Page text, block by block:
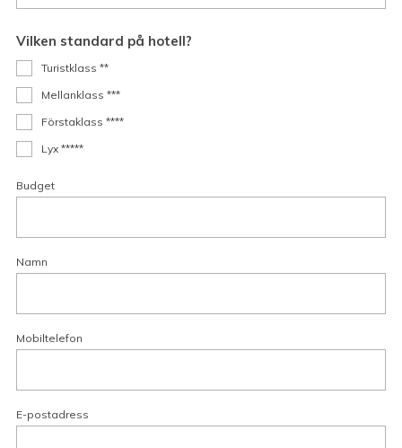
Vilken standard på hotell?
Turistklass **
Mellanklass ***
Förstaklass ****
Lyx *****
Budget
Namn
Mobiltelefon
E-postadress